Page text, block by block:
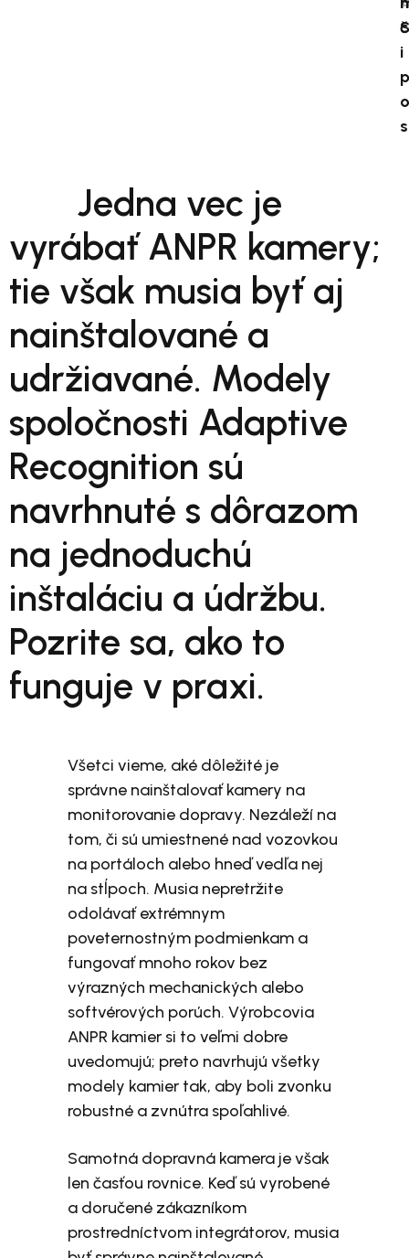
S
i
p
o
s
Jedna vec je
vyrábať ANPR kamery;
tie však musia byť aj
nainštalované a
udržiavané. Modely
spoločnosti Adaptive
Recognition sú
navrhnuté s dôrazom
na jednoduchú
inštaláciu a údržbu.
Pozrite sa, ako to
funguje v praxi.
Všetci vieme, aké dôležité je
správne nainštalovať kamery na
monitorovanie dopravy. Nezáleží na
tom, či sú umiestnené nad vozovkou
na portáloch alebo hneď vedľa nej
na stĺpoch. Musia nepretržite
odolávať extrémnym
poveternostným podmienkam a
fungovať mnoho rokov bez
výrazných mechanických alebo
softvérových porúch. Výrobcovia
ANPR kamier si to veľmi dobre
uvedomujú; preto navrhujú všetky
modely kamier tak, aby boli zvonku
robustné a zvnútra spoľahlivé.
Samotná dopravná kamera je však
len časťou rovnice. Keď sú vyrobené
a doručené zákazníkom
prostredníctvom integrátorov, musia